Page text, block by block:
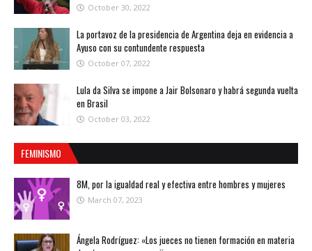
October 30, 2022
La portavoz de la presidencia de Argentina deja en evidencia a
Ayuso con su contundente respuesta
October 07, 2022
Lula da Silva se impone a Jair Bolsonaro y habrá segunda vuelta
en Brasil
October 03, 2022
FEMINISMO
8M, por la igualdad real y efectiva entre hombres y mujeres
March 07, 2023
Ángela Rodríguez: «Los jueces no tienen formación en materia